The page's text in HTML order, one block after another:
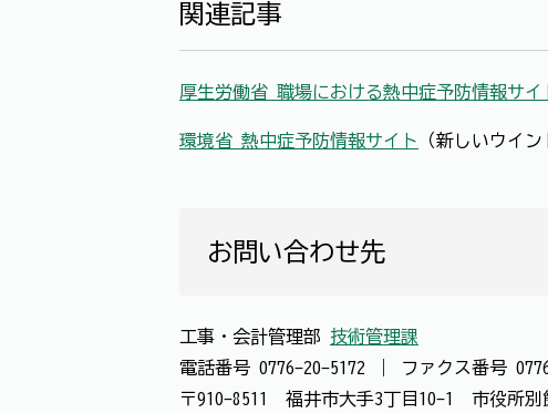
関連記事
厚生労働省 職場における熱中症予防情報サイ
環境省 熱中症予防情報サイト （新しいウイ
お問い合わせ先
工事・会計管理部 技術管理課
電話番号 0776-20-5172 ファクス番号
〒910-8511 福井市大手3丁目10-1 市役所別